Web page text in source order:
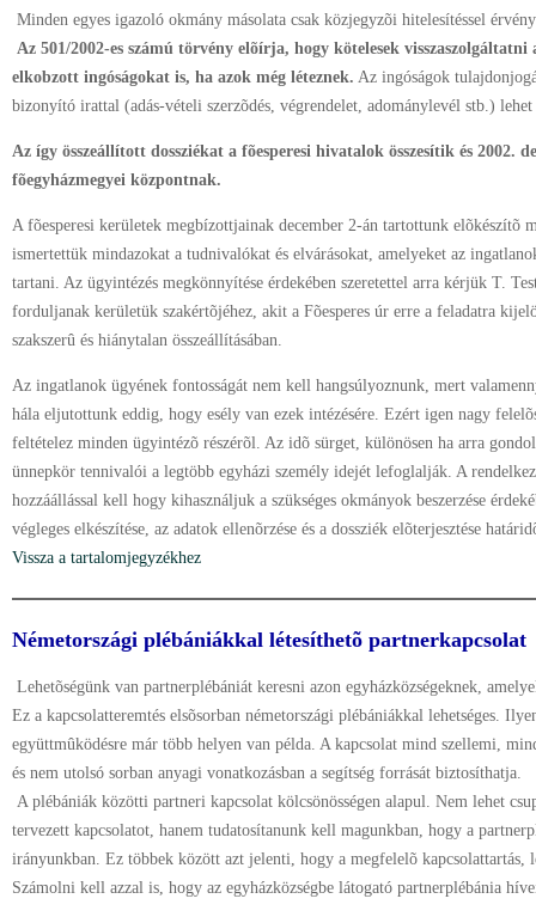
Minden egyes igazoló okmány másolata csak közjegyzõi hitelesítéssel
Az 501/2002-es számú törvény elõírja, hogy kötelesek
elkobzott ingóságokat is, ha azok még léteznek. Az ingóságok
bizonyító irattal (adás-vételi szerzõdés, végrendelet, adománylevél stb.)
Az így összeállított dossziékat a fõesperesi hivatalok összesítik és 2002.
fõegyházmegyei központnak.
A fõesperesi kerületek megbízottjainak december 2-án tartottunk elõkészítõ
ismertettük mindazokat a tudnivalókat és elvárásokat, amelyeket az
tartani. Az ügyintézés megkönnyítése érdekében szeretettel arra kérjük T.
forduljanak kerületük szakértõjéhez, akit a Fõesperes úr erre a feladatra
szakszerû és hiánytalan összeállításában.
Az ingatlanok ügyének fontosságát nem kell hangsúlyoznunk, mert
hála eljutottunk eddig, hogy esély van ezek intézésére. Ezért igen nagy
feltételez minden ügyintézõ részérõl. Az idõ sürget, különösen ha arra
ünnepkör tennivalói a legtöbb egyházi személy idejét lefoglalják. A
hozzáállással kell hogy kihasználjuk a szükséges okmányok beszerzése
végleges elkészítése, az adatok ellenõrzése és a dossziék elõterjesztése
Vissza a tartalomjegyzékhez
Németországi plébániákkal létesíthetõ partnerkapcsolat
Lehetõségünk van partnerplébániát keresni azon egyházközségeknek,
Ez a kapcsolatteremtés elsõsorban németországi plébániákkal lehetséges.
együttmûködésre már több helyen van példa. A kapcsolat mind szellemi,
és nem utolsó sorban anyagi vonatkozásban a segítség forrását biztosíthatja.
A plébániák közötti partneri kapcsolat kölcsönösségen alapul. Nem lehet
tervezett kapcsolatot, hanem tudatosítanunk kell magunkban, hogy a
irányunkban. Ez többek között azt jelenti, hogy a megfelelõ kapcsolattartás,
Számolni kell azzal is, hogy az egyházközségbe látogató partnerplébánia